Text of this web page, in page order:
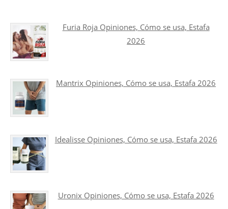
Furia Roja Opiniones, Cómo se usa, Estafa
2026
Mantrix Opiniones, Cómo se usa, Estafa 2026
Idealisse Opiniones, Cómo se usa, Estafa 2026
Uronix Opiniones, Cómo se usa, Estafa 2026